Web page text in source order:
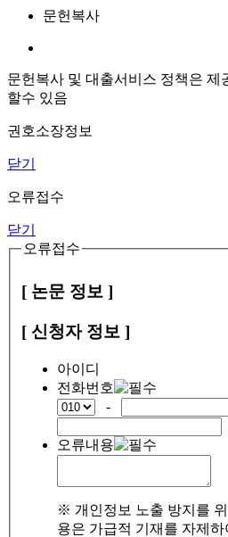
문헌복사
문헌복사 및 대출서비스 정책은 제
할수 있음
권호소장정보
닫기
오류접수
닫기
오류접수
[ 논문 정보 ]
[ 신청자 정보 ]
아이디
전화번호
-
오류내용
※ 개인정보 노출 방지를
용은 가급적 기재를 자제